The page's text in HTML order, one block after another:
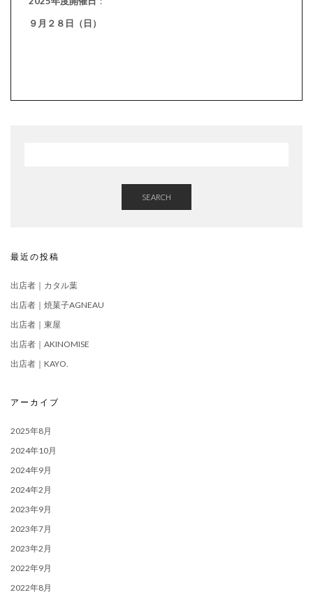
９月２８日（日）
SEARCH
最近の投稿
出店者｜カタル葉
出店者｜焼菓子AGNEAU
出店者｜東屋
出店者｜AKINOMISE
出店者｜KAYO.
アーカイブ
2025年8月
2024年10月
2024年9月
2024年2月
2023年9月
2023年7月
2023年2月
2022年9月
2022年8月